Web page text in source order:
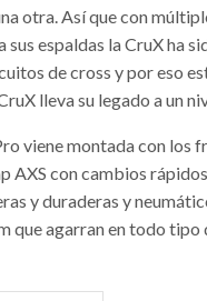
otra. Así que con
sus espaldas la CruX ha
de cross y por eso
lleva su legado a un
viene montada con los
AXS con cambios
y duraderas y
que agarran en todo